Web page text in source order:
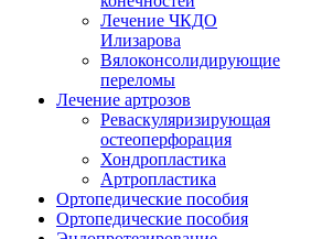
Лечение ЧКДО
Илизарова
Вялоконсолидирующие
переломы
Лечение артрозов
Реваскуляризирующая
остеоперфорация
Хондропластика
Артропластика
Ортопедические пособия
Ортопедические пособия